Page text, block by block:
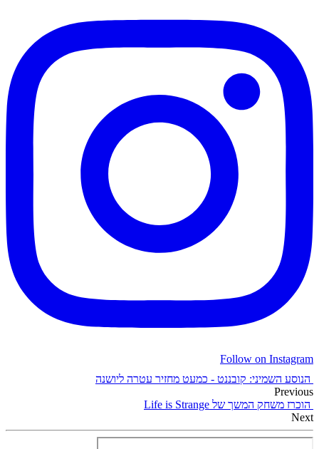
Follow on Instagram
הנוסע השמיני: קובננט - כמעט מחזיר עטרה ליושנה
Previous
הוכרז משחק המשך של Life is Strange
Next